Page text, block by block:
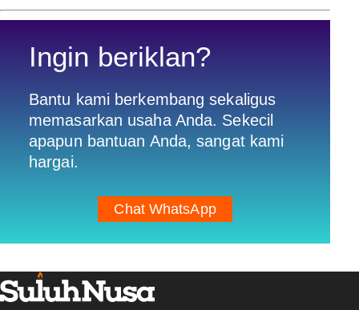
Ingin beriklan?
Bantu kami berkembang sekaligus
memasarkan usaha Anda. Sekecil
apapun bantuan Anda, sangat kami
hargai.
Chat WhatsApp